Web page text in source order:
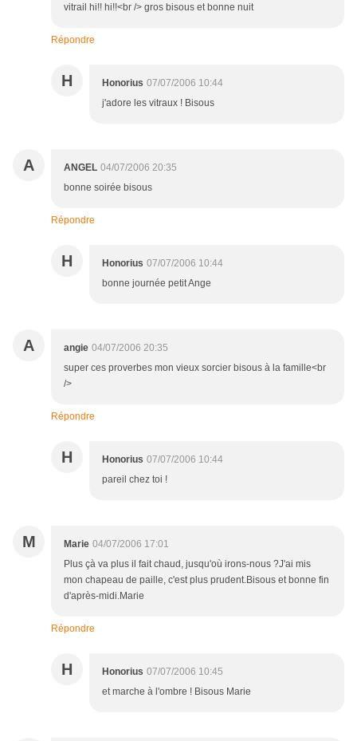
vitrail hi!! hi!!<br /> gros bisous et bonne nuit
Répondre
H Honorius 07/07/2006 10:44
j'adore les vitraux ! Bisous
A ANGEL 04/07/2006 20:35
bonne soirée bisous
Répondre
H Honorius 07/07/2006 10:44
bonne journée petit Ange
A angie 04/07/2006 20:35
super ces proverbes mon vieux sorcier bisous à la famille<br
/>
Répondre
H Honorius 07/07/2006 10:44
pareil chez toi !
M Marie 04/07/2006 17:01
Plus çà va plus il fait chaud, jusqu'où irons-nous ?J'ai mis
mon chapeau de paille, c'est plus prudent.Bisous et bonne fin
d'après-midi.Marie
Répondre
H Honorius 07/07/2006 10:45
et marche à l'ombre ! Bisous Marie